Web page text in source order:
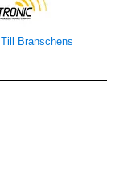
Till Branschens